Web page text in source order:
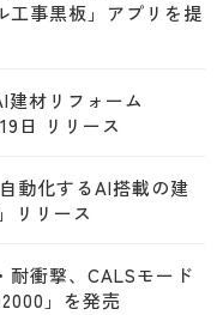
工事黒板」アプリを提
材リフォーム
日 リリース
動化するAI搭載の建
リリース
耐衝撃、CALSモード
」を発売